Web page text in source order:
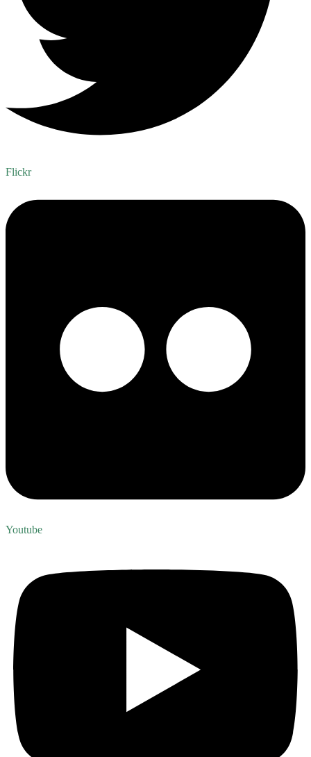
Flickr
Youtube